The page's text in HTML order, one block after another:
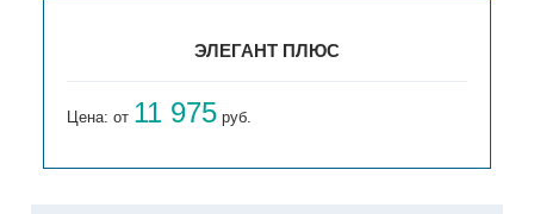
ЭЛЕГАНТ ПЛЮС
Цена: от 11 975 руб.